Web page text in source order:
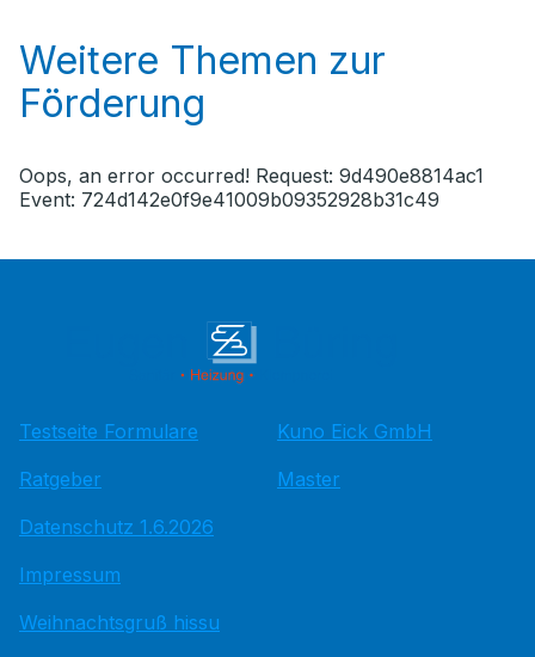
Weitere Themen zur
Förderung
Oops, an error occurred! Request: 9d490e8814ac1
Event: 724d142e0f9e41009b09352928b31c49
Testseite Formulare
Ratgeber
Datenschutz 1.6.2026
Impressum
Weihnachtsgruß hissu
Kuno Eick GmbH
Master